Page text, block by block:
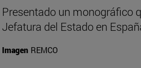
Presentado un monográfico
Jefatura del Estado en
Imagen REMCO